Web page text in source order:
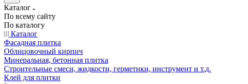
Каталог
По всему сайту
По каталогу
Каталог
Фасадная плитка
Облицовочный кирпич
Минеральная, бетонная плитка
Строительные смеси, жидкости, герметики, инструмент и т.д.
Клей для плитки